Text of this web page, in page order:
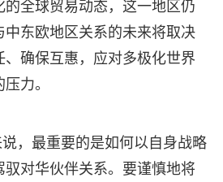
全球贸易动态，这一地区仍
东欧地区关系的未来将取决
、确保互惠，应对多极化世界
力。
，最重要的是如何以自身战略
对华伙伴关系。要谨慎地将